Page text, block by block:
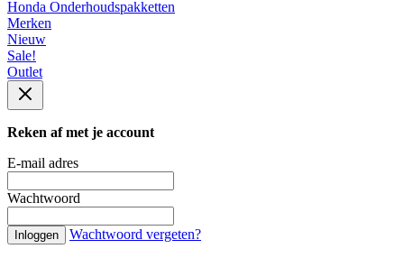
Honda Onderhoudspakketten
Merken
Nieuw
Sale!
Outlet
Reken af met je account
E-mail adres
Wachtwoord
Inloggen Wachtwoord vergeten?